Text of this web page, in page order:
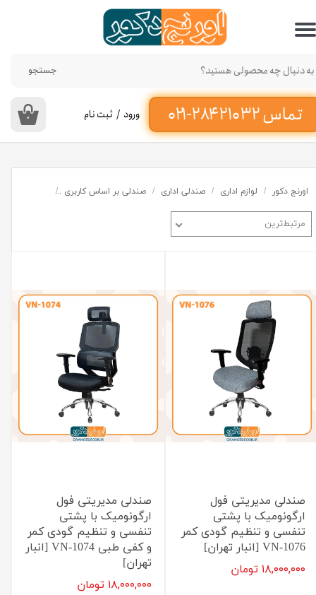
تماس ۳۲ ۲۱۰ ۲۸۴-۰۲۱‌
جستجو
۰ ورود / ثبت نام
حساب کاربری من
تغییر گذر واژه
سفارشات
خروج از حساب کاربری
اورنج دکور لوازم اداری صندلی اداری صندلی بر اساس کاربری
مرتبط‌ترین
صندلی مدیریتی فول
ارگونومیک با پشتی
تنفسی و تنظیم گودی کمر
VN-1076 [انبار تهران]
۱۸,۰۰۰,۰۰۰ تومان
صندلی مدیریتی فول
ارگونومیک با پشتی
تنفسی و تنظیم گودی کمر
و کفی طبی VN-1074 [انبار
تهران]
۱۸,۰۰۰,۰۰۰ تومان